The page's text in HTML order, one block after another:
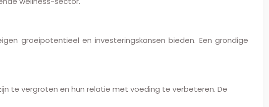
groeipotentieel en investeringskansen bieden. Een grondige
te vergroten en hun relatie met voeding te verbeteren. De